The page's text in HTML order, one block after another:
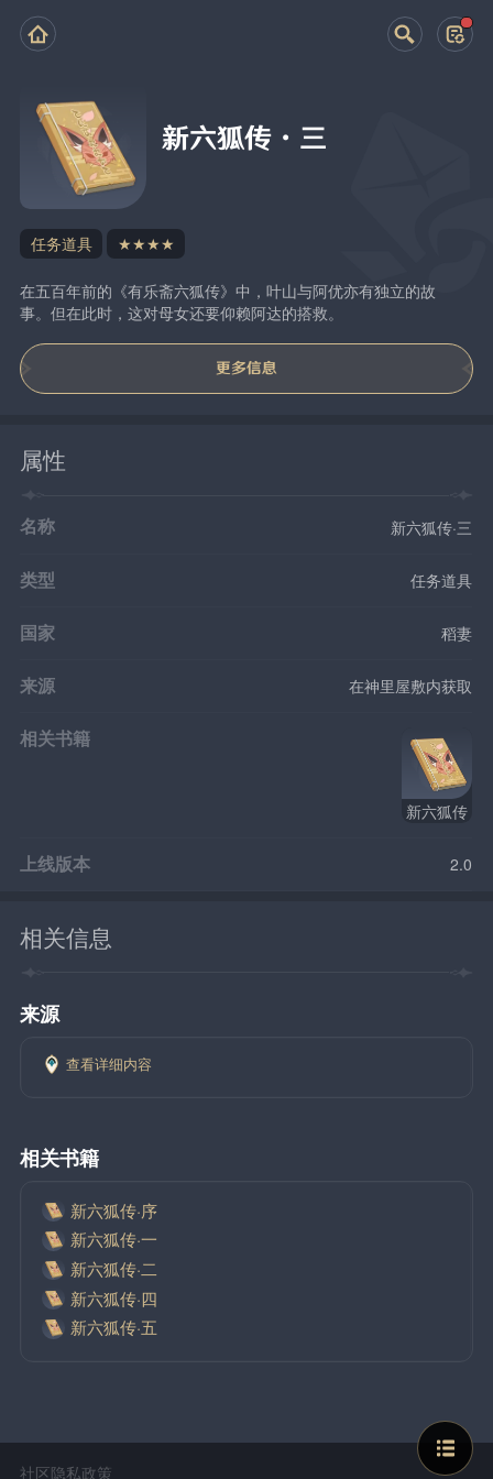
新六狐传·三
任务道具 ★★★★
在五百年前的《有乐斋六狐传》中，叶山与阿优亦有独立的故
事。但在此时，这对母女还要仰赖阿达的搭救。
更多信息
属性
名称 新六狐传·三
类型 任务道具
国家 稻妻
来源 在神里屋敷内获取
相关书籍
新六狐传
上线版本 2.0
相关信息
来源
查看详细内容
相关书籍
新六狐传·序
新六狐传·一
新六狐传·二
新六狐传·四
新六狐传·五
社区隐私政策